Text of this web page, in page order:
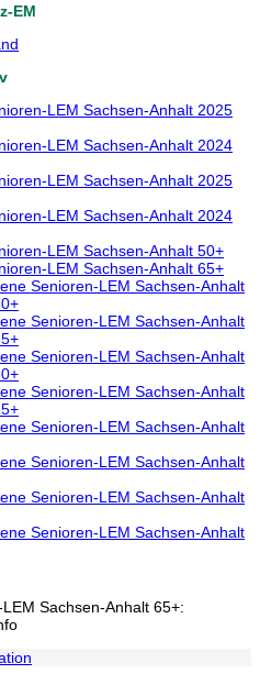
EM
LEM Sachsen-Anhalt 2025
LEM Sachsen-Anhalt 2024
LEM Sachsen-Anhalt 2025
LEM Sachsen-Anhalt 2024
LEM Sachsen-Anhalt 50+
LEM Sachsen-Anhalt 65+
Senioren-LEM Sachsen-Anhalt
Senioren-LEM Sachsen-Anhalt
Senioren-LEM Sachsen-Anhalt
Senioren-LEM Sachsen-Anhalt
Senioren-LEM Sachsen-Anhalt
Senioren-LEM Sachsen-Anhalt
Senioren-LEM Sachsen-Anhalt
Senioren-LEM Sachsen-Anhalt
Sachsen-Anhalt 65+: